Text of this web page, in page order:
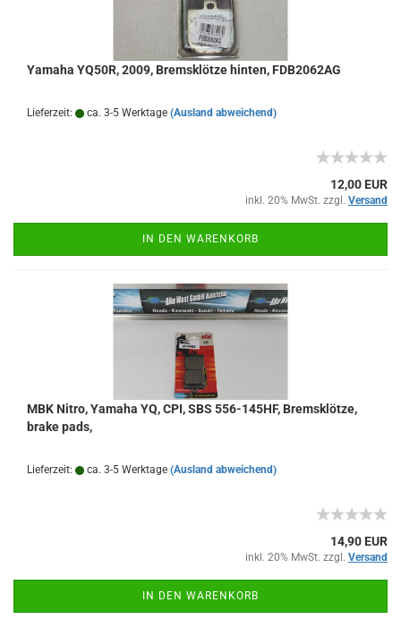
Yamaha YQ50R, 2009, Bremsklötze hinten, FDB2062AG
Lieferzeit: ca. 3-5 Werktage (Ausland abweichend)
12,00 EUR
inkl. 20% MwSt. zzgl. Versand
IN DEN WARENKORB
MBK Nitro, Yamaha YQ, CPI, SBS 556-145HF, Bremsklötze,
brake pads,
Lieferzeit: ca. 3-5 Werktage (Ausland abweichend)
14,90 EUR
inkl. 20% MwSt. zzgl. Versand
IN DEN WARENKORB